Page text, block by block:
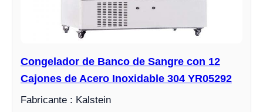
Congelador de Banco de Sangre con 12
Cajones de Acero Inoxidable 304 YR05292
Fabricante : Kalstein